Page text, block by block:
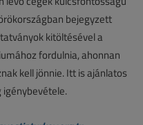
bejegyzett
kitöltésével a
fordulnia, ahonnan
kell jönnie. Itt is ajánlatos
igénybevétele.